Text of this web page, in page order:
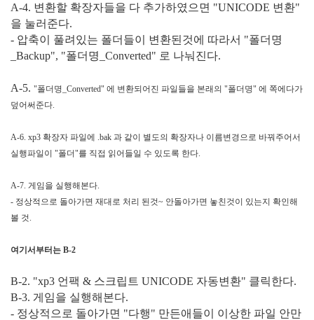
A-4. 변환할 확장자들을 다 추가하였으면 "UNICODE 변환"
을 눌러준다.
- 압축이 풀려있는 폴더들이 변환된것에 따라서 "폴더명
_Backup", "폴더명_Converted" 로 나눠진다.
A-5. "폴더명_Converted" 에 변환되어진 파일들을 본래의 "폴더명" 에 쪽에다가
덮어써준다.
A-6. xp3 확장자 파일에 .bak 과 같이 별도의 확장자나 이름변경으로 바꿔주어서
실행파일이 "폴더"를 직접 읽어들일 수 있도록 한다.
A-7. 게임을 실행해본다.
- 정상적으로 돌아가면 재대로 처리 된것~ 안돌아가면 놓친것이 있는지 확인해
볼 것.
여기서부터는 B-2
B-2. "xp3 언팩 & 스크립트 UNICODE 자동변환" 클릭한다.
B-3. 게임을 실행해본다.
- 정상적으로 돌아가면 "다행" 만든애들이 이상한 파일 안만